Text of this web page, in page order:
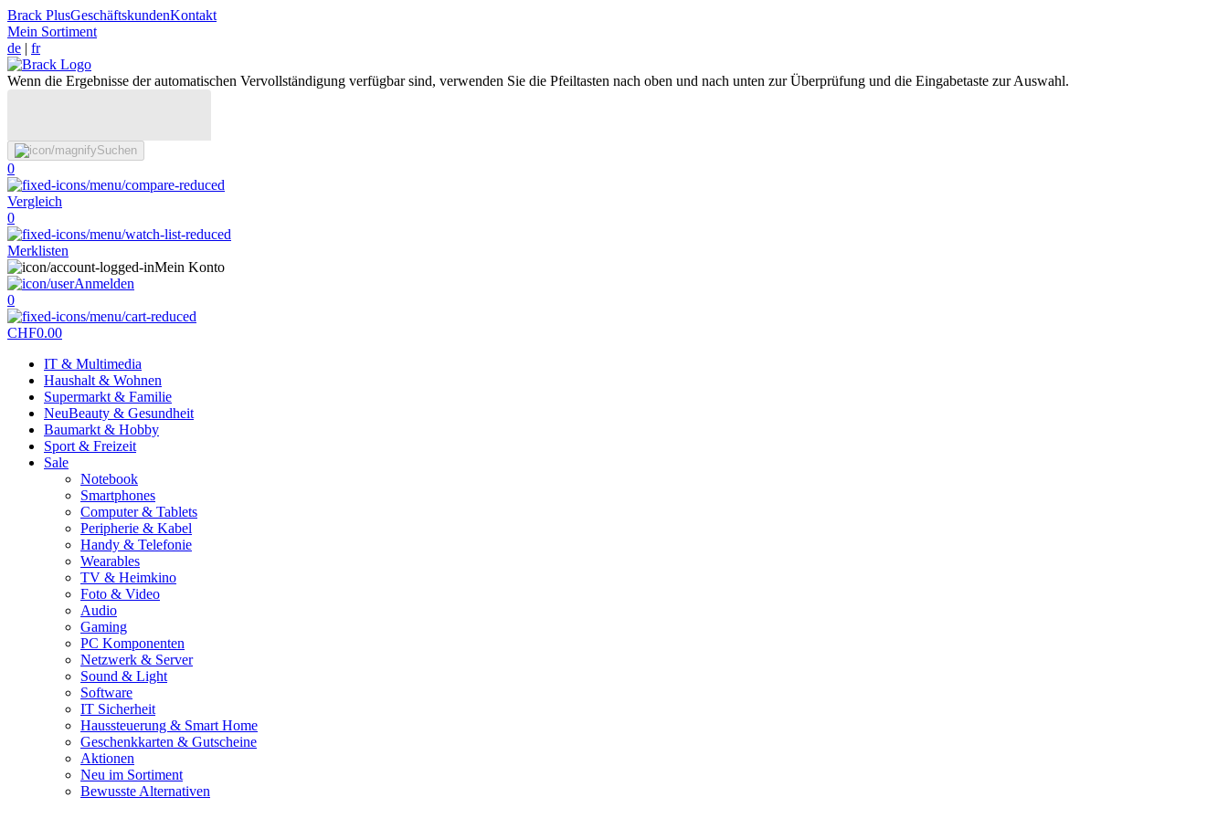
Brack PlusGeschäftskundenKontakt
Mein Sortiment
de | fr
Wenn die Ergebnisse der automatischen Vervollständigung verfügbar sind, verwenden Sie die Pfeiltasten nach oben und nach unten zur Überprüfung und die Eingabetaste zur Auswahl.
Suchen
0
Vergleich
0
Merklisten
Mein Konto
Anmelden
0
CHF0.00
IT & Multimedia
Haushalt & Wohnen
Supermarkt & Familie
NeuBeauty & Gesundheit
Baumarkt & Hobby
Sport & Freizeit
Sale
Notebook
Smartphones
Computer & Tablets
Peripherie & Kabel
Handy & Telefonie
Wearables
TV & Heimkino
Foto & Video
Audio
Gaming
PC Komponenten
Netzwerk & Server
Sound & Light
Software
IT Sicherheit
Haussteuerung & Smart Home
Geschenkkarten & Gutscheine
Aktionen
Neu im Sortiment
Bewusste Alternativen